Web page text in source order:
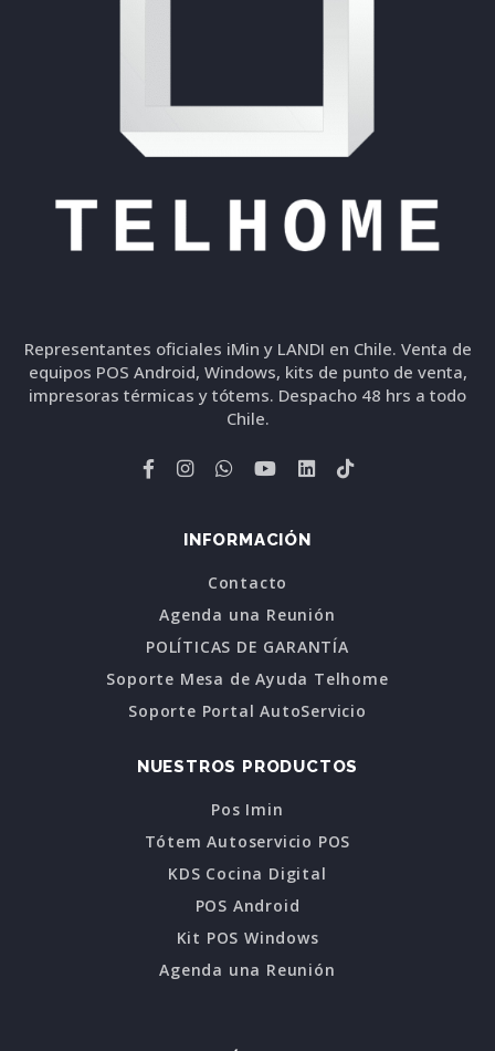
Representantes oficiales iMin y LANDI en Chile. Venta de
equipos POS Android, Windows, kits de punto de venta,
impresoras térmicas y tótems. Despacho 48 hrs a todo
Chile.
INFORMACIÓN
Contacto
Agenda una Reunión
POLÍTICAS DE GARANTÍA
Soporte Mesa de Ayuda Telhome
Soporte Portal AutoServicio
NUESTROS PRODUCTOS
Pos Imin
Tótem Autoservicio POS
KDS Cocina Digital
POS Android
Kit POS Windows
Agenda una Reunión